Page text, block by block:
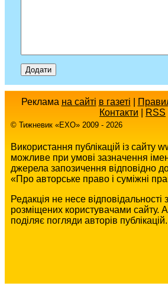
Реклама на сайті в газеті
Контакти
RSS
© Тижневик «EХO» 2009 - 2026
Використання публікацій із сайту
можливе при умові зазначення
джерела запозичення відповідно
«Про авторське право і суміжні
Редакція не несе відповідальності
розміщених користувачами сайту.
поділяє погляди авторів публікацій.